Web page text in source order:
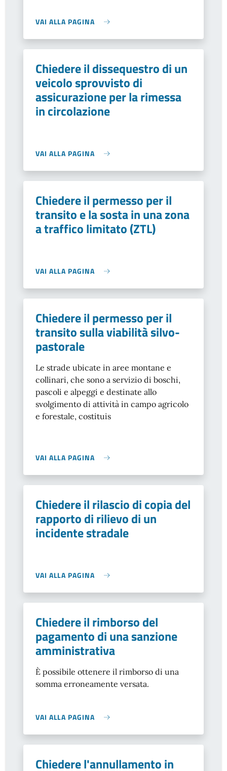
VAI ALLA PAGINA
Chiedere il dissequestro di un
veicolo sprovvisto di
assicurazione per la rimessa
in circolazione
VAI ALLA PAGINA
Chiedere il permesso per il
transito e la sosta in una zona
a traffico limitato (ZTL)
VAI ALLA PAGINA
Chiedere il permesso per il
transito sulla viabilità silvo-
pastorale
Le strade ubicate in aree montane e
collinari, che sono a servizio di boschi,
pascoli e alpeggi e destinate allo
svolgimento di attività in campo agricolo
e forestale, costituis
VAI ALLA PAGINA
Chiedere il rilascio di copia del
rapporto di rilievo di un
incidente stradale
VAI ALLA PAGINA
Chiedere il rimborso del
pagamento di una sanzione
amministrativa
È possibile ottenere il rimborso di una
somma erroneamente versata.
VAI ALLA PAGINA
Chiedere l'annullamento in